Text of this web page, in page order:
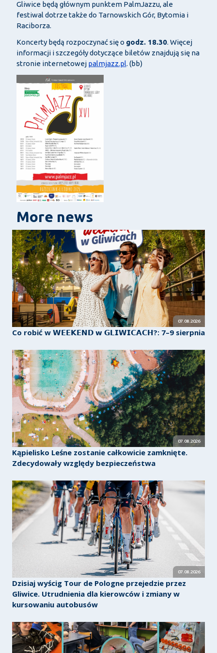
Gliwice będą głównym punktem PalmJazzu, ale
festiwal dotrze także do Tarnowskich Gór, Bytomia i
Raciborza.
Koncerty będą rozpoczynać się o godz. 18.30. Więcej
informacji i szczegóły dotyczące biletów znajdują się na
stronie internetowej palmjazz.pl. (bb)
More news
07.08.2026
Co robić w 𝗪𝗘𝗘𝗞𝗘𝗡𝗗 𝘄 𝗚𝗟𝗜𝗪𝗜𝗖𝗔𝗖𝗛?: 7–9 sierpnia
07.08.2026
Kąpielisko Leśne zostanie całkowicie zamknięte.
Zdecydowały względy bezpieczeństwa
07.08.2026
Dzisiaj wyścig Tour de Pologne przejedzie przez
Gliwice. Utrudnienia dla kierowców i zmiany w
kursowaniu autobusów